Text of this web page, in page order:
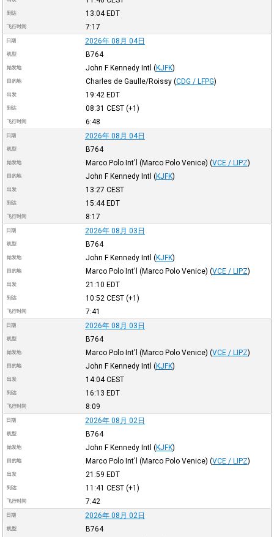
到达 13:04EDT
飞行时间 7:17
日期 2026年 08月 04日
机型 B764
始发地 John F Kennedy Intl (KJFK)
目的地 Charles de Gaulle/Roissy (CDG / LFPG)
出发 19:42 EDT
到达 08:31 CEST(+1)
飞行时间 6:48
日期 2026年 08月 04日
机型 B764
始发地 Marco Polo Int'l (Marco Polo Venice) (VCE / LIPZ)
目的地 John F Kennedy Intl (KJFK)
出发 13:27 CEST
到达 15:44EDT
飞行时间 8:17
日期 2026年 08月 03日
机型 B764
始发地 John F Kennedy Intl (KJFK)
目的地 Marco Polo Int'l (Marco Polo Venice) (VCE / LIPZ)
出发 21:10 EDT
到达 10:52 CEST(+1)
飞行时间 7:41
日期 2026年 08月 03日
机型 B764
始发地 Marco Polo Int'l (Marco Polo Venice) (VCE / LIPZ)
目的地 John F Kennedy Intl (KJFK)
出发 14:04CEST
到达 16:13 EDT
飞行时间 8:09
日期 2026年 08月 02日
机型 B764
始发地 John F Kennedy Intl (KJFK)
目的地 Marco Polo Int'l (Marco Polo Venice) (VCE / LIPZ)
出发 21:59 EDT
到达 11:41 CEST(+1)
飞行时间 7:42
日期 2026年 08月 02日
机型 B764